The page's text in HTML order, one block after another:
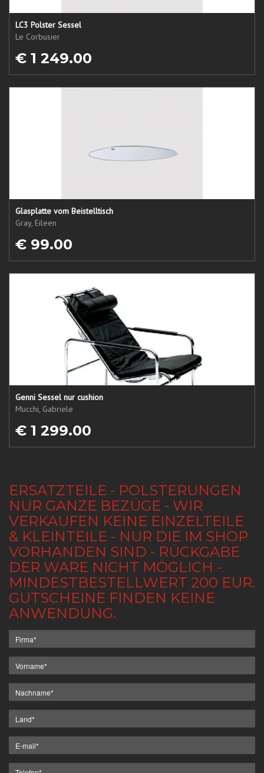
LC3 Polster Sessel
Le Corbusier
€ 1 249.00
Glasplatte vom Beistelltisch
Gray, Eileen
€ 99.00
Genni Sessel nur cushion
Mucchi, Gabriele
€ 1 299.00
ERSATZTEILE - POLSTERUNGEN
NUR GANZE BEZÜGE - WIR
VERKAUFEN KEINE EINZELTEILE
& KLEINTEILE - NUR DIE IM SHOP
VORHANDEN SIND - RÜCKGABE
DER WARE NICHT MÖGLICH -
MINDESTBESTELLWERT 200 EUR.
GUTSCHEINE FINDEN KEINE
ANWENDUNG.